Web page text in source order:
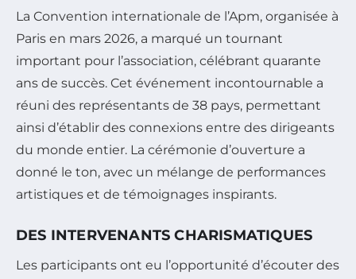
La Convention internationale de l’Apm, organisée à
Paris en mars 2026, a marqué un tournant
important pour l’association, célébrant quarante
ans de succès. Cet événement incontournable a
réuni des représentants de 38 pays, permettant
ainsi d’établir des connexions entre des dirigeants
du monde entier. La cérémonie d’ouverture a
donné le ton, avec un mélange de performances
artistiques et de témoignages inspirants.
DES INTERVENANTS CHARISMATIQUES
Les participants ont eu l’opportunité d’écouter des